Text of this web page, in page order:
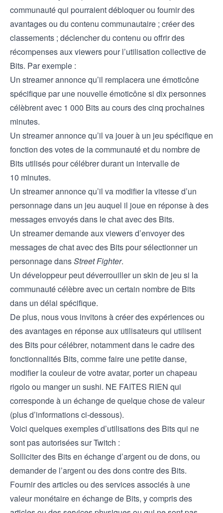
communauté qui pourraient débloquer ou fournir des
avantages ou du contenu communautaire ; créer des
classements ; déclencher du contenu ou offrir des
récompenses aux viewers pour l’utilisation collective de
Bits. Par exemple :
Un streamer annonce qu’il remplacera une émoticône
spécifique par une nouvelle émoticône si dix personnes
célèbrent avec 1 000 Bits au cours des cinq prochaines
minutes.
Un streamer annonce qu’il va jouer à un jeu spécifique en
fonction des votes de la communauté et du nombre de
Bits utilisés pour célébrer durant un intervalle de
10 minutes.
Un streamer annonce qu’il va modifier la vitesse d’un
personnage dans un jeu auquel il joue en réponse à des
messages envoyés dans le chat avec des Bits.
Un streamer demande aux viewers d’envoyer des
messages de chat avec des Bits pour sélectionner un
personnage dansStreet Fighter.
Un développeur peut déverrouiller un skin de jeu si la
communauté célèbre avec un certain nombre de Bits
dans un délai spécifique.
De plus, nous vous invitons à créer des expériences ou
des avantages en réponse aux utilisateurs qui utilisent
des Bits pour célébrer, notamment dans le cadre des
fonctionnalités Bits, comme faire une petite danse,
modifier la couleur de votre avatar, porter un chapeau
rigolo ou manger un sushi. NE FAITES RIEN qui
corresponde à un échange de quelque chose de valeur
(plus d’informations ci-dessous).
Voici quelques exemples d’utilisations des Bits qui ne
sont pas autorisées sur Twitch :
Solliciter des Bits en échange d’argent ou de dons, ou
demander de l’argent ou des dons contre des Bits.
Fournir des articles ou des services associés à une
valeur monétaire en échange de Bits, y compris des